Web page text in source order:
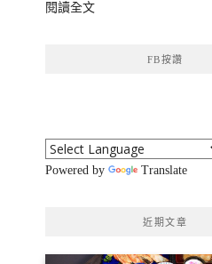
閱讀全文
FB按讚
Powered by Translate
近期文章